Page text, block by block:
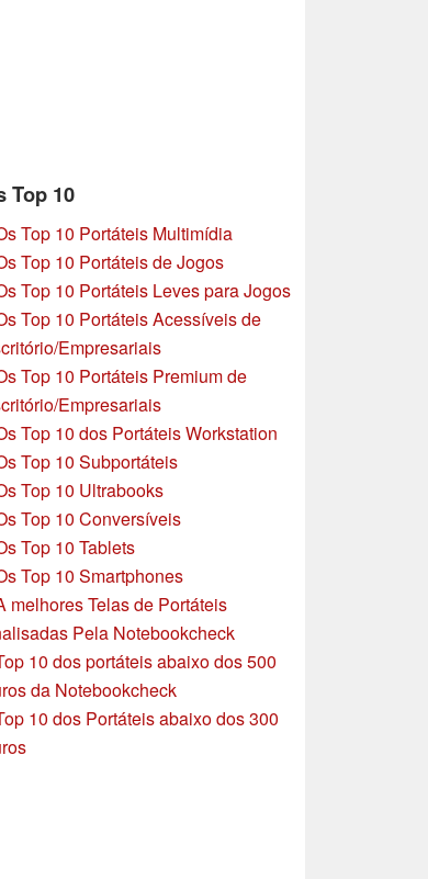
Top 10
Top 10 Portáteis Multimídia
Top 10 Portáteis de Jogos
Top 10 Portáteis Leves para Jogos
Top 10 Portáteis Acessíveis de
Empresariais
Top 10 Portáteis Premium de
Empresariais
Top 10 dos Portáteis Workstation
Top 10 Subportáteis
Top 10 Ultrabooks
Top 10 Conversíveis
Top 10 Tablets
Top 10 Smartphones
melhores Telas de Portáteis
Pela Notebookcheck
10 dos portáteis abaixo dos 500
da Notebookcheck
10 dos Portáteis abaixo dos 300